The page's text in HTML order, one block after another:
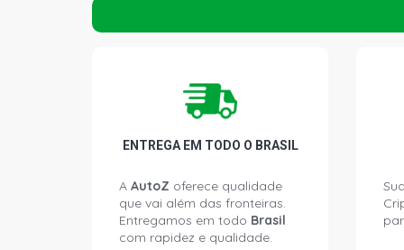
ENTREGA EM TODO O BRASIL
A AutoZ oferece qualidade
que vai além das fronteiras.
Entregamos em todo Brasil
com rapidez e qualidade.